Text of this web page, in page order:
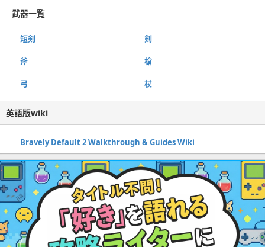
武器一覧
短剣 剣
斧 槍
弓 杖
英語版wiki
Bravely Default 2 Walkthrough & Guides Wiki